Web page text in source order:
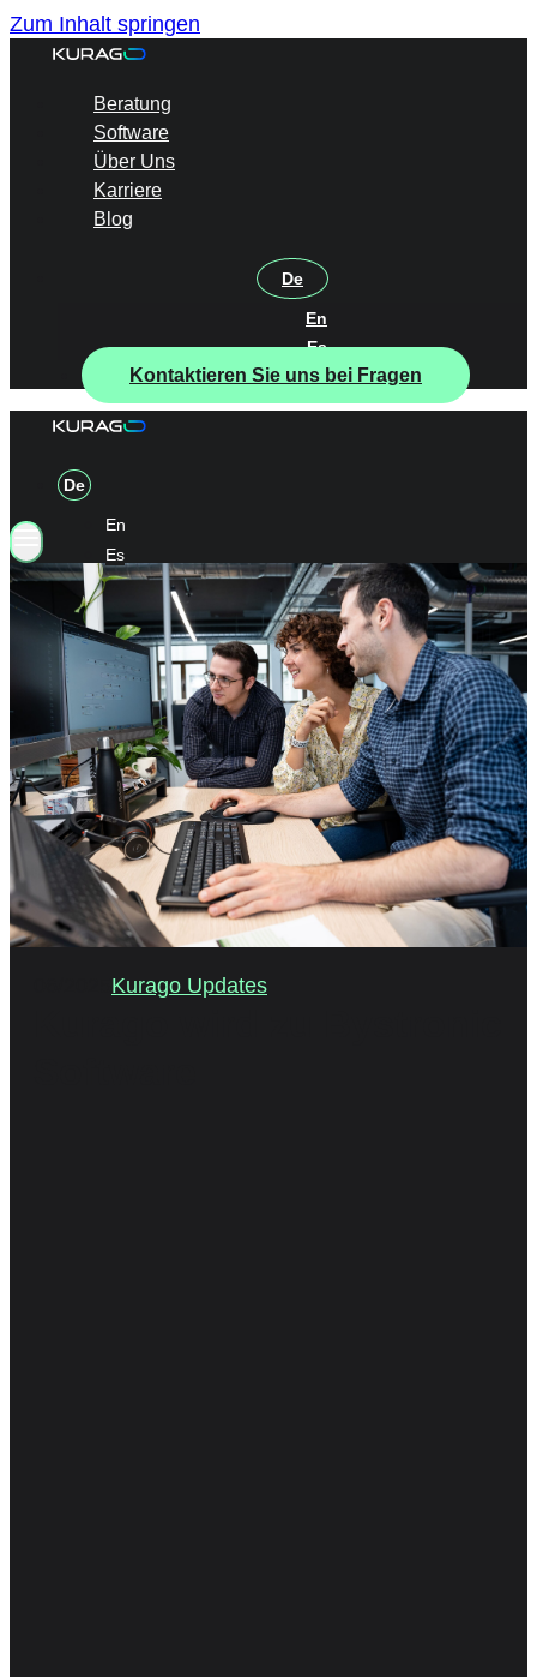
Zum Inhalt springen
Beratung
Software
Über Uns
Karriere
Blog
De
En
Es
Kontaktieren Sie uns bei Fragen
De
En
Es
Kurago Updates